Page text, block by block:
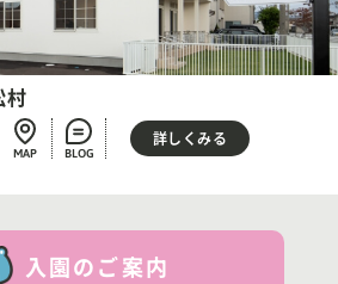
村
MAP BLOG
詳しくみる
入園のご案内